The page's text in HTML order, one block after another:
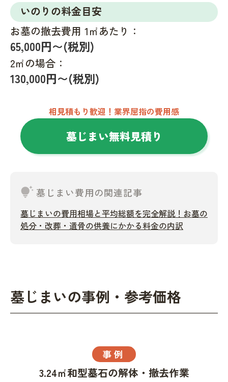
いのりの料金目安
お墓の撤去費用 1㎡あたり：
65,000円〜(税別)
2㎡の場合：
130,000円〜(税別)
相見積もり歓迎！業界屈指の費用感
墓じまい無料見積り
tips_and_updates墓じまい費用の関連記事
墓じまいの費用相場と平均総額を完全解説！お墓の
処分・改葬・遺骨の供養にかかる料金の内訳
墓じまいの事例・参考価格
事例
3.24㎡和型墓石の解体・撤去作業